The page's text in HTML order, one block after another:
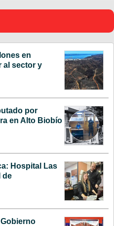
en
al sector y
por
en Alto Biobío
Hospital Las
de